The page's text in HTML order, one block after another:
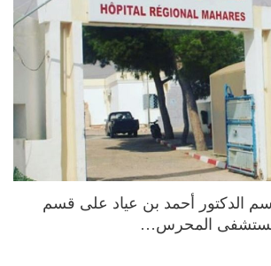
الدكتور أحمد بن عياد على قسم
بمستشفى المحرس…